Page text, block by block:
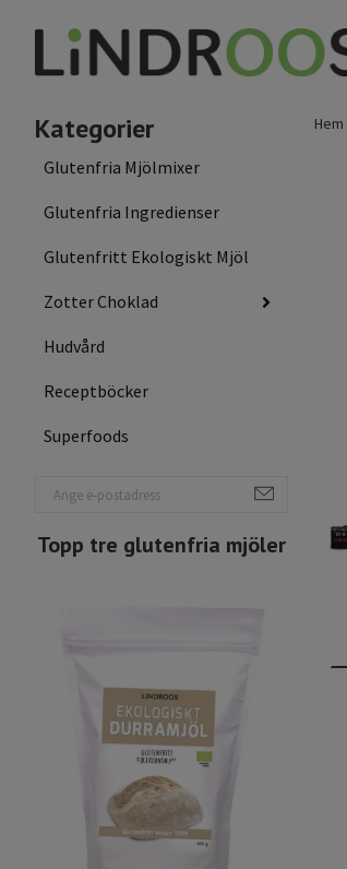
Kategorier
Glutenfria Mjölmixer
Glutenfria Ingredienser
Glutenfritt Ekologiskt Mjöl
Zotter Choklad
Hudvård
Receptböcker
Superfoods
Topp tre glutenfria mjöler
Hem